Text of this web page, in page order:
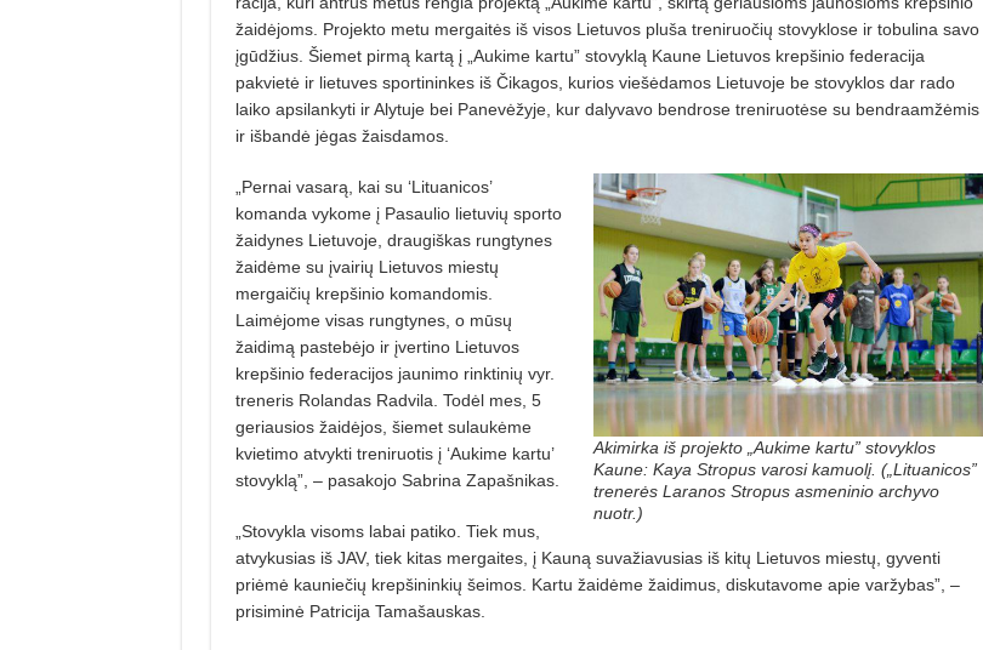
žai­dėjoms. Projekto metu mergaitės iš visos Lietuvos pluša treniruočių sto­vyklose ir tobulina savo
įgūdžius. Šiemet pirmą kartą į „Aukime kartu” stovyklą Kaune Lietuvos krepšinio federacija
pakvietė ir lietuves ­spor­tininkes iš Čikagos, kurios viešėda­mos Lietuvoje be stovyklos dar rado
laiko apsilankyti ir Alytuje bei Pane­vėžyje, kur dalyvavo bendrose treni­ruotėse su bendraamžėmis
ir išbandė jėgas žaisdamos.
Akimirka iš projekto „Aukime kartu” stovyklos
Kaune: Kaya Stropus varosi kamuolį. („Lituanicos”
trenerės Laranos Stropus asmeninio archyvo
nuotr.)
„Pernai vasarą, kai su ‘Lituani­cos’
komanda vykome į Pasaulio lietuvių sporto
žaidynes Lietuvoje, draugiškas rungtynes
žaidėme su įvairių Lietuvos miestų
mergaičių krepšinio komandomis.
Laimėjome visas rungtynes, o mūsų
žaidimą pastebėjo ir įvertino Lietuvos
krep­šinio federacijos jaunimo rinktinių vyr.
treneris Rolandas Radvila. Todėl mes, 5
geriausios žaidėjos, šiemet sulaukėme
kvietimo atvykti treni­ruotis į ‘Aukime kartu’
stovyklą”, – pasakojo Sabrina Zapašnikas.
„Stovykla visoms labai patiko. Tiek mus,
atvykusias iš JAV, tiek kitas mergaites, į Kauną suvažiavusias iš kitų Lietuvos miestų, gyventi
priėmė kauniečių krepšininkių šei­mos. Kartu žaidėme žaidimus, diskutavome apie varžybas”, –
prisiminė Patricija Tamašauskas.